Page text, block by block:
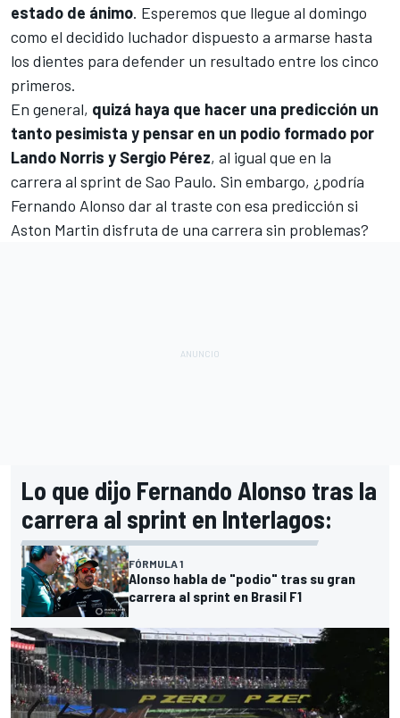
estado de ánimo. Esperemos que llegue al domingo
como el decidido luchador dispuesto a armarse hasta
los dientes para defender un resultado entre los cinco
primeros.
En general, quizá haya que hacer una predicción un
tanto pesimista y pensar en un podio formado por
Lando Norris y Sergio Pérez, al igual que en la
carrera al sprint de Sao Paulo. Sin embargo, ¿podría
Fernando Alonso dar al traste con esa predicción si
Aston Martin disfruta de una carrera sin problemas?
Lo que dijo Fernando Alonso tras la
carrera al sprint en Interlagos:
FÓRMULA 1
Alonso habla de "podio" tras su gran
carrera al sprint en Brasil F1